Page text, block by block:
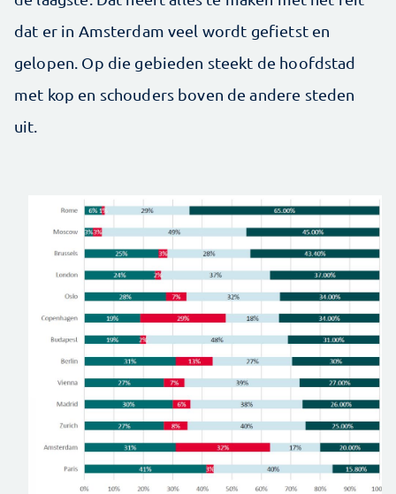
dat er in Amsterdam veel wordt gefietst en
gelopen. Op die gebieden steekt de hoofdstad
met kop en schouders boven de andere steden
uit.